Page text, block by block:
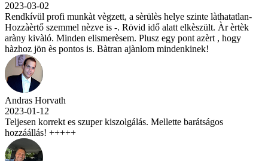
2023-03-02
Rendkívül profi munkàt vègzett, a sèrülès helye szinte làthatatlan-
Hozzàèrtő szemmel nèzve is -. Rövid idő alatt elkèszült. Àr èrtèk
aràny kivàló. Minden elismerèsem. Plusz egy pont azèrt , hogy
hàzhoz jön ès pontos is. Bàtran ajànlom mindenkinek!
Andras Horvath
2023-01-12
Teljesen korrekt es szuper kiszolgálás. Mellette barátságos
hozzáállás! +++++